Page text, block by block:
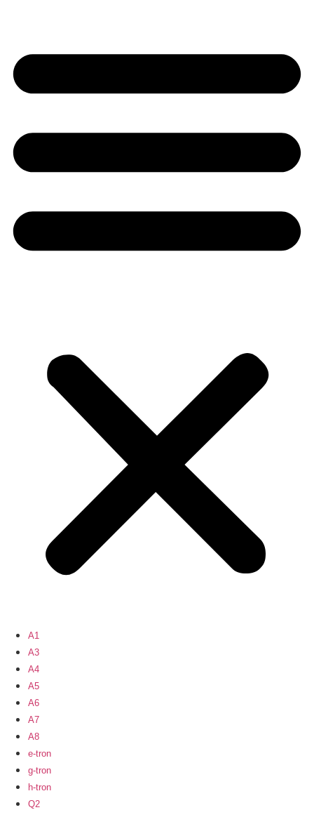
A1
A3
A4
A5
A6
A7
A8
e-tron
g-tron
h-tron
Q2